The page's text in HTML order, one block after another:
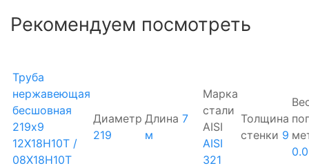
Рекомендуем посмотреть
Труба
нержавеющая
бесшовная
219х9
12Х18Н10Т /
08Х18Н10Т
Диаметр
219
Длина 7
м
Марка
стали
AISI
AISI
321
Толщина
стенки 9